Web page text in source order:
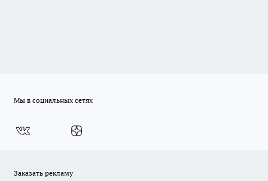
Мы в социальных сетях
Заказать рекламу